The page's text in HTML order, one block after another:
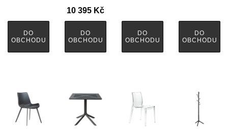
DO
OBCHODU
10 395 Kč
DO
OBCHODU
DO
OBCHODU
DO
OBCHODU